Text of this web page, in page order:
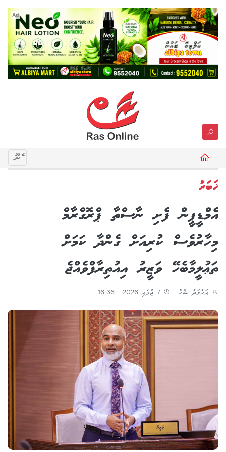
Ad
މެނޫ
ޚަބަރު
އެމްޑީޕީން ފެށި ނާސްތާ ޕްރޮގްރާމް
މިހާރުވެސް ކުރިއަށް ގެންދާ ކަމަށް
ތަޢުލީމާބެހޭ ވަޒީރު އިއުތިރާފްވެއްޖެ
އަހުމަދު ޝާހް